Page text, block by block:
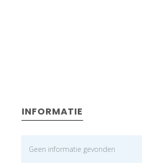
INFORMATIE
Geen informatie gevonden